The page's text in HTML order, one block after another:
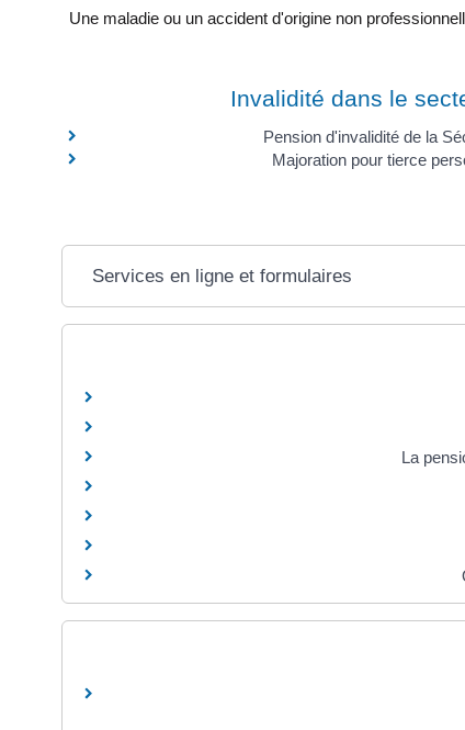
Une maladie ou un accident d'origine non
Invalidité dans le
Pension d'invalidité de la
Majoration pour tierce
Services en ligne et formulaires
La